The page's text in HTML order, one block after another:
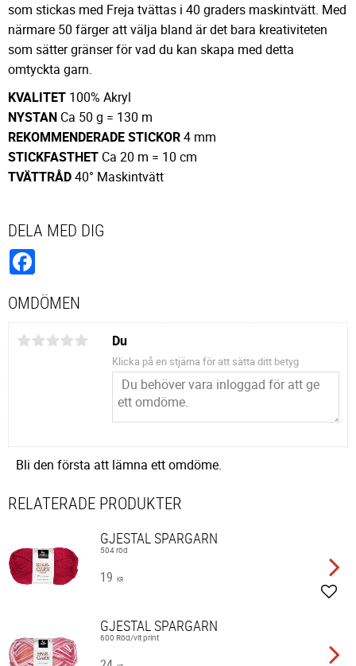
som stickas med Freja tvättas i 40 graders maskintvätt. Med
närmare 50 färger att välja bland är det bara kreativiteten
som sätter gränser för vad du kan skapa med detta
omtyckta garn.
KVALITET 100% Akryl
NYSTAN Ca 50 g = 130 m
REKOMMENDERADESTICKOR4 mm
STICKFASTHET Ca 20 m = 10 cm
TVÄTTRÅD40° Maskintvätt
DELA MED DIG
OMDÖMEN
Du
Klicka på en stjärna för att sätta ditt betyg
Bli den första att lämna ett omdöme.
RELATERADE PRODUKTER
GJESTAL SPARGARN
504 röd
19 KR
GJESTAL SPARGARN
600 Röd/vit print